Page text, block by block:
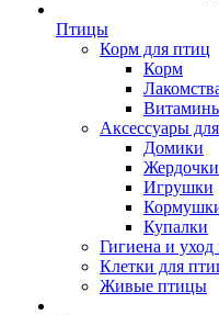
Птицы
Корм для птиц
Корм
Аксессуары
Домики
Жердочки
Игрушки
Купалки
Гигиена и
Клетки для
Живые птицы